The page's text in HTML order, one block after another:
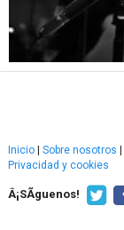
Inicio Sobre nosotros
Privacidad y cookies
Â¡SÃ­guenos!